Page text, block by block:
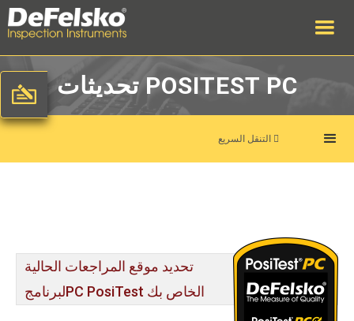
تحديثات POSITEST PC

تحديد موقع المراجعات الحالية
لبرنامجPC PosiTest الخاص بك